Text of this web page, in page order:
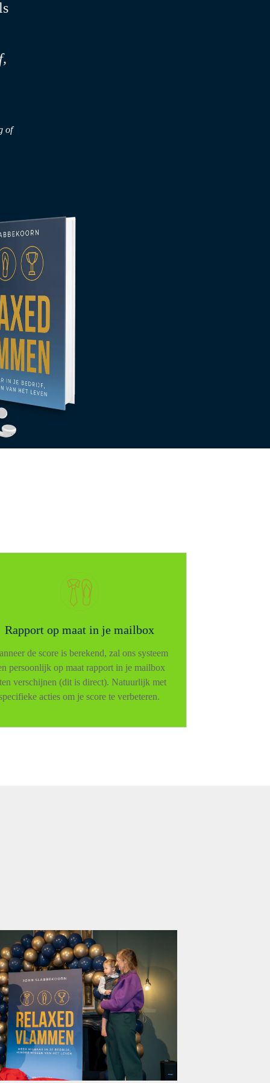
of
Rapport op maat in je mailbox
de score is berekend, zal ons systeem
​​persoonlijk op maat rapport in je mailbox
verschijnen (dit is direct). Natuurlijk met
acties om je score te verbeteren.